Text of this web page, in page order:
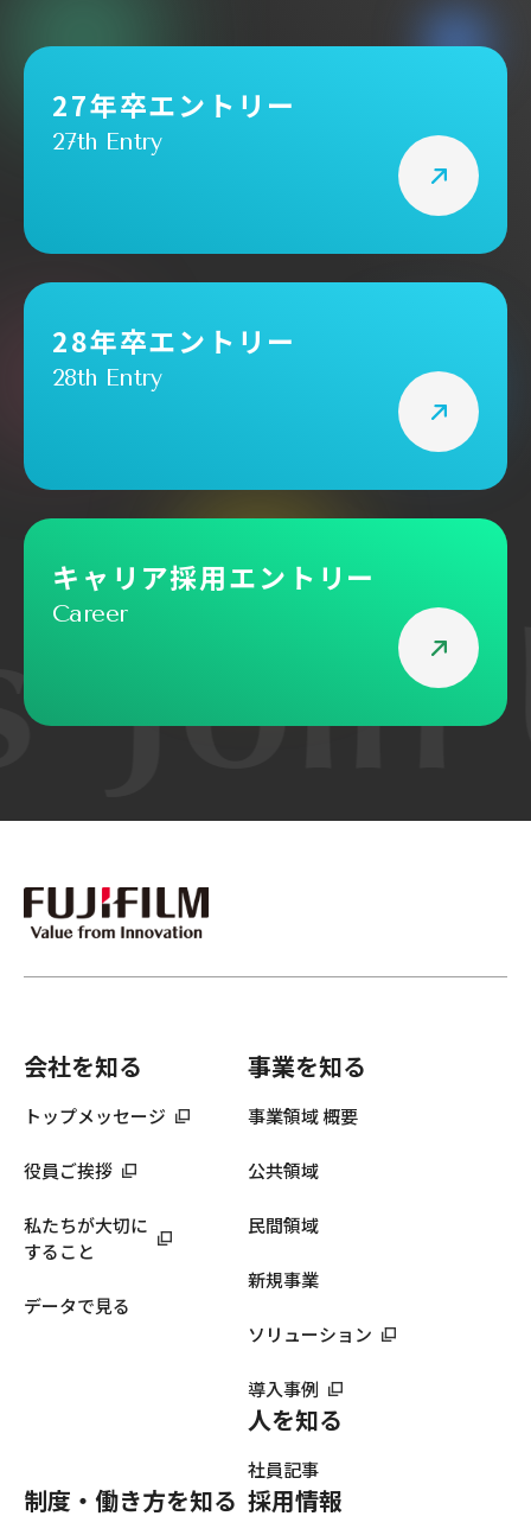
募集要項
キャリア採用詳細
おすすめ記事
ル化を支える
社員インタビュー
挑戦を後押しす
体性を育む。若
軌跡
Join
27年卒エントリー
27th Entry
28年卒エントリー
28th Entry
キャリア採用エントリー
Career
会社を知る
トップメッセージ
役員ご挨拶
私たちが大切に
すること
データで見る
事業を知る
事業領域 概要
公共領域
民間領域
新規事業
ソリューション
導入事例
人を知る
社員記事
制度・働き方を知る 採用情報